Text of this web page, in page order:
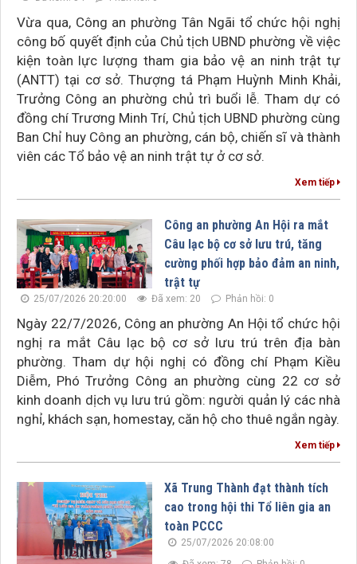
Vừa qua, Công an phường Tân Ngãi tổ chức hội nghị
công bố quyết định của Chủ tịch UBND phường về việc
kiện toàn lực lượng tham gia bảo vệ an ninh trật tự
(ANTT) tại cơ sở. Thượng tá Phạm Huỳnh Minh Khải,
Trưởng Công an phường chủ trì buổi lễ. Tham dự có
đồng chí Trương Minh Trí, Chủ tịch UBND phường cùng
Ban Chỉ huy Công an phường, cán bộ, chiến sĩ và thành
viên các Tổ bảo vệ an ninh trật tự ở cơ sở.
Xem tiếp
Công an phường An Hội ra mắt
Câu lạc bộ cơ sở lưu trú, tăng
cường phối hợp bảo đảm an ninh,
trật tự
25/07/2026 20:20:00 Đã xem: 20 Phản hồi: 0
Ngày 22/7/2026, Công an phường An Hội tổ chức hội
nghị ra mắt Câu lạc bộ cơ sở lưu trú trên địa bàn
phường. Tham dự hội nghị có đồng chí Phạm Kiều
Diễm, Phó Trưởng Công an phường cùng 22 cơ sở
kinh doanh dịch vụ lưu trú gồm: người quản lý các nhà
nghỉ, khách sạn, homestay, căn hộ cho thuê ngắn ngày.
Xem tiếp
Xã Trung Thành đạt thành tích
cao trong hội thi Tổ liên gia an
toàn PCCC
25/07/2026 20:08:00